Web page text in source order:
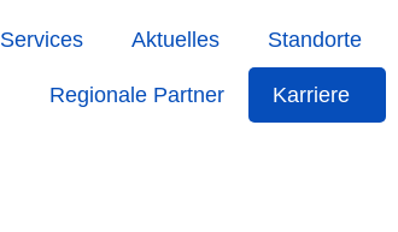
Services Aktuelles Standorte
Regionale Partner Karriere